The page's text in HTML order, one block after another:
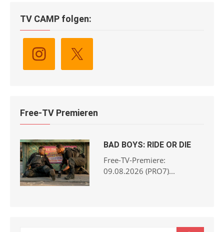
TV CAMP folgen:
Free-TV Premieren
BAD BOYS: RIDE OR DIE
Free-TV-Premiere:
09.08.2026 (PRO7)...